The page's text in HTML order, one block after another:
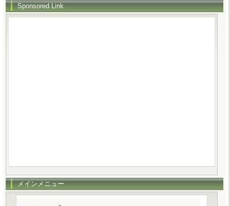
Sponsored Link
メインメニュー